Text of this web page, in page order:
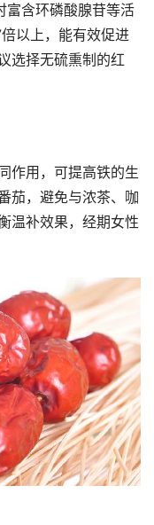
富含环磷酸腺苷等活
以上，能有效促进
选择无硫熏制的红
作用，可提高铁的生
茄，避免与浓茶、咖
温补效果，经期女性